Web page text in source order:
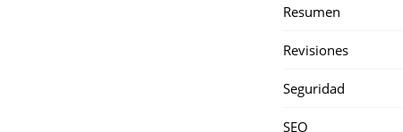
Resumen
Revisiones
Seguridad
SEO